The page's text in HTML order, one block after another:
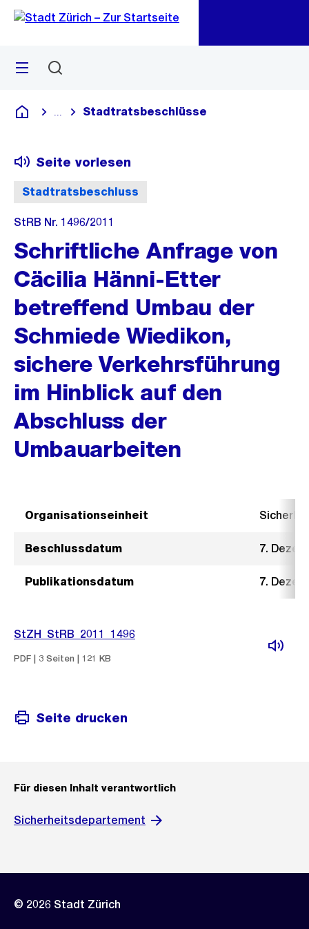
Navigation
Sprunglink
Menü
Deutsch
Blende alle Breadcrumbs ein
Stadtratsbeschlüsse
Stadtratsbeschluss
Seite vorlesen
StRB Nr. 1496/2011
Schriftliche Anfrage von
Cäcilia Hänni-Etter
betreffend Umbau der
Schmiede Wiedikon,
sichere Verkehrsführung
im Hinblick auf den
Abschluss der
Umbauarbeiten
Organisationseinheit
Beschlussdatum 7.
Publikationsdatum 7.
StZH_StRB_2011_1496
PDF | 3 Seiten | 121 KB
Seite drucken
Für diesen Inhalt verantwortlich
Sicherheitsdepartement
© 2026 Stadt Zürich